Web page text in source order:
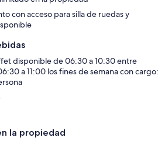
con acceso para silla de ruedas y
disponible de 06:30 a 10:30 entre
a 11:00 los fines de semana con cargo:
la propiedad